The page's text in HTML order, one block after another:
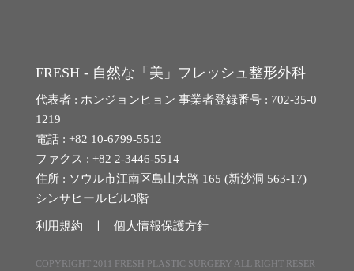
FRESH - 自然な「美」フレッシュ整形外科
代表者 : ホンジョンヒョン 事業者登録番号 : 702-35-0
1219
電話 : +82 10-6799-5512
ファクス : +82 2-3446-5514
住所 : ソウル市江南区島山大路 165 (新沙洞 563-17)
シンサヒールビル3階
利用規約 ㅣ 個人情報保護方針
COPYRIGHT 2011 FRESH PLASTIC SURGERY ALL RIGHT RESER